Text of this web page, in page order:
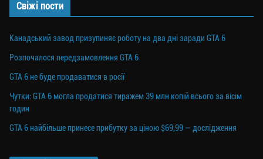
Свіжі пости
Канадський завод призупиняє роботу на два дні заради GTA 6
Розпочалося передзамовлення GTA 6
GTA 6 не буде продаватися в росії
Чутки: GTA 6 могла продатися тиражем 39 млн копій всього за вісім
годин
GTA 6 найбільше принесе прибутку за ціною $69,99 — дослідження